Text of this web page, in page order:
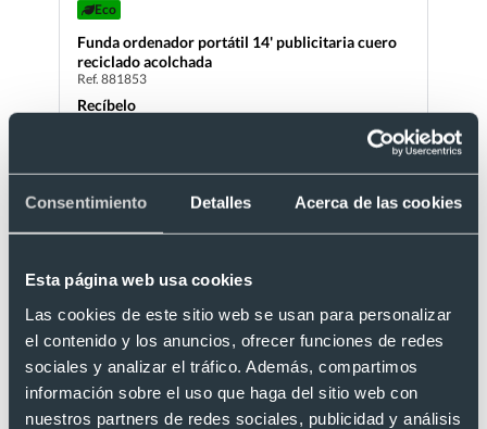
Consentimiento Detalles Acerca de las cookies
Esta página web usa cookies
Las cookies de este sitio web se usan para personalizar
el contenido y los anuncios, ofrecer funciones de redes
sociales y analizar el tráfico. Además, compartimos
información sobre el uso que haga del sitio web con
nuestros partners de redes sociales, publicidad y análisis
Eco
Funda ordenador portátil 14' publicitaria cuero
reciclado acolchada
Ref. 881853
Recíbelo